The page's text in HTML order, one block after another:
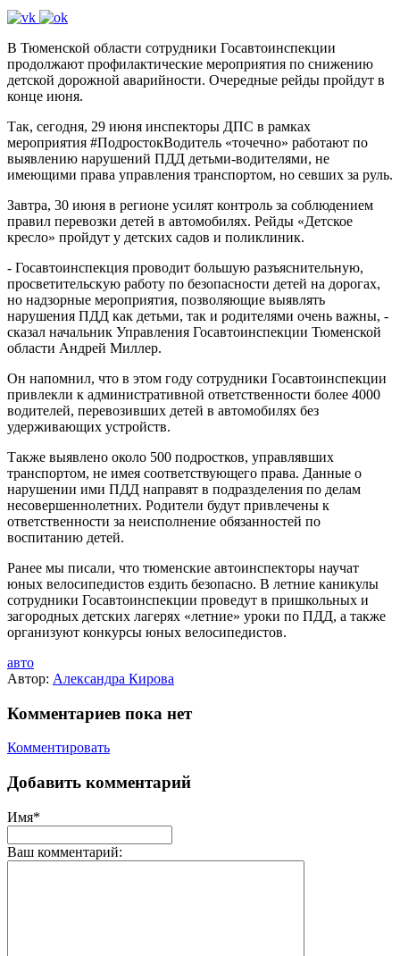
В Тюменской области сотрудники Госавтоинспекции
продолжают профилактические мероприятия по снижению
детской дорожной аварийности. Очередные рейды пройдут в
конце июня.
Так, сегодня, 29 июня инспекторы ДПС в рамках
мероприятия #ПодростокВодитель «точечно» работают по
выявлению нарушений ПДД детьми-водителями, не
имеющими права управления транспортом, но севших за руль.
Завтра, 30 июня в регионе усилят контроль за соблюдением
правил перевозки детей в автомобилях. Рейды «Детское
кресло» пройдут у детских садов и поликлиник.
- Госавтоинспекция проводит большую разъяснительную,
просветительскую работу по безопасности детей на дорогах,
но надзорные мероприятия, позволяющие выявлять
нарушения ПДД как детьми, так и родителями очень важны, -
сказал начальник Управления Госавтоинспекции Тюменской
области Андрей Миллер.
Он напомнил, что в этом году сотрудники Госавтоинспекции
привлекли к административной ответственности более 4000
водителей, перевозивших детей в автомобилях без
удерживающих устройств.
Также выявлено около 500 подростков, управлявших
транспортом, не имея соответствующего права. Данные о
нарушении ими ПДД направят в подразделения по делам
несовершеннолетних. Родители будут привлечены к
ответственности за неисполнение обязанностей по
воспитанию детей.
Ранее мы писали, что тюменские автоинспекторы научат
юных велосипедистов ездить безопасно. В летние каникулы
сотрудники Госавтоинспекции проведут в пришкольных и
загородных детских лагерях «летние» уроки по ПДД, а также
организуют конкурсы юных велосипедистов.
авто
Автор: Александра Кирова
Комментариев пока нет
Комментировать
Добавить комментарий
Имя*
Ваш комментарий: